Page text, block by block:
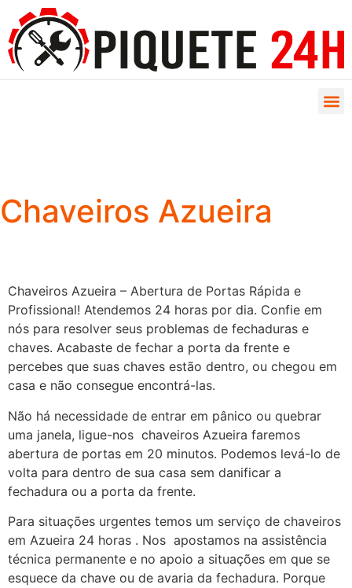
Chaveiros Azueira
Chaveiros Azueira – Abertura de Portas Rápida e
Profissional! Atendemos 24 horas por dia. Confie em
nós para resolver seus problemas de fechaduras e
chaves. Acabaste de fechar a porta da frente e
percebes que suas chaves estão dentro, ou chegou em
casa e não consegue encontrá-las.
Não há necessidade de entrar em pânico ou quebrar
uma janela, ligue-nos chaveiros Azueira faremos
abertura de portas em 20 minutos. Podemos levá-lo de
volta para dentro de sua casa sem danificar a
fechadura ou a porta da frente.
Para situações urgentes temos um serviço de chaveiros
em Azueira 24 horas . Nos apostamos na assistência
técnica permanente e no apoio a situações em que se
esquece da chave ou de avaria da fechadura. Porque